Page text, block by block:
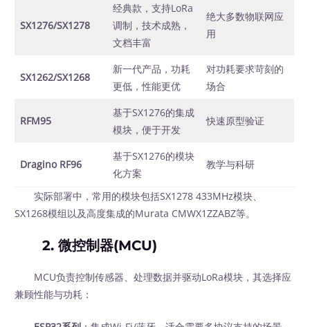
SX1276/SX1278
经典款，支持LoRa
调制，技术成熟，
文档丰富
绝大多数物联网应
用
SX1262/SX1268
新一代产品，功耗
更低，性能更优
对功耗要求苛刻的
场合
RFM95
基于SX1276的集成
模块，便于开发
快速原型验证
Dragino RF96
基于SX1276的模块
化方案
教学与科研
实际部署中，常用的模块包括SX1278 433MHz模块、
SX1268模组以及高度集成的Murata CMWX1ZZABZ等。
2. 微控制器(MCU)
MCU负责控制传感器、处理数据并驱动LoRa模块，其选择应
兼顾性能与功耗：